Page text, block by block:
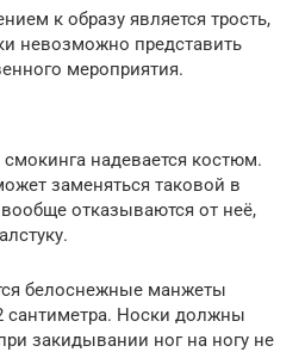
к образу является трость,
невозможно представить
мероприятия.
надевается костюм.
заменяться таковой в
отказываются от неё,
белоснежные манжеты
сантиметра. Носки должны
закидывании ног на ногу не